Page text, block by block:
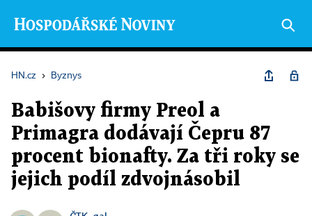
HN.cz › Byznys
Babišovy firmy Preol a
Primagra dodávají Čepru 87
procent bionafty. Za tři roky se
jejich podíl zdvojnásobil